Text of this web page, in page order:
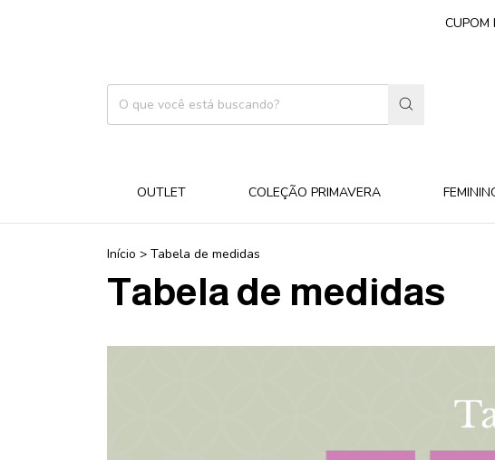
CUPOM
OUTLET COLEÇÃO PRIMAVERA
Início > Tabela de medidas
Tabela de medidas